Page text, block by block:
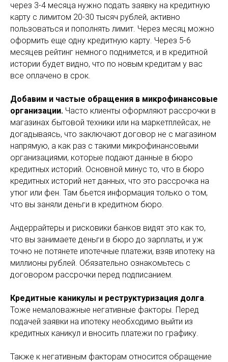
через 3-4 месяца нужно подать заявку на кредитную
карту с лимитом 20-30 тысяч рублей, активно
пользоваться и пополнять лимит. Через месяц можно
оформить еще одну кредитную карту. Через 5-6
месяцев рейтинг немного поднимется, и в кредитной
истории будет видно, что по новым кредитам у вас
все оплачено в срок.
Добавим и частые обращения в микрофинансовые
организации. Часто клиенты оформляют рассрочки в
магазинах бытовой техники или на маркетплейсах, не
догадываясь, что заключают договор не с магазином
напрямую, а как раз с такими микрофинансовыми
организациями, которые подают данные в бюро
кредитных историй. Основной минус то, что в бюро
кредитных историй нет данных, что это рассрочка на
утюг или фен. Там бьется информация только о том,
что вы заняли деньги в кредитном бюро.
Андеррайтеры и рисковики банков видят это как то,
что вы занимаете деньги в бюро до зарплаты, и уж
точно не потянете ипотечные платежи, взяв ипотеку на
миллионы рублей. Обязательно ознакомьтесь с
договором рассрочки перед подписанием.
Кредитные каникулы и реструктуризация долга.
Тоже немаловажные негативные факторы. Перед
подачей заявки на ипотеку необходимо выйти из
кредитных каникул и вносить платежи по графику.
Также к негативным факторам относится обращение